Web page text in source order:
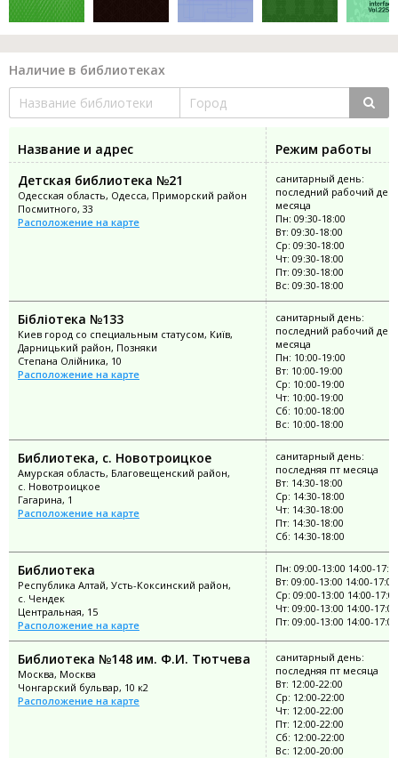
Наличие в библиотеках
Название и адрес
Режим работы
Детская библиотека №21
Одесская область, Одесса, Приморский район
Посмитного, 33
Расположение на карте
санитарный день:
последний рабочий
месяца
Пн: 09:30-18:00
Вт: 09:30-18:00
Ср: 09:30-18:00
Чт: 09:30-18:00
Пт: 09:30-18:00
Вс: 09:30-18:00
Бібліотека №133
Киев город со специальным статусом, Київ,
Дарницький район, Позняки
Степана Олійника, 10
Расположение на карте
санитарный день:
последний рабочий
месяца
Пн: 10:00-19:00
Вт: 10:00-19:00
Ср: 10:00-19:00
Чт: 10:00-19:00
Сб: 10:00-18:00
Вс: 10:00-18:00
Библиотека, с. Новотроицкое
Амурская область, Благовещенский район,
с. Новотроицкое
Гагарина, 1
Расположение на карте
санитарный день:
последняя пт месяца
Вт: 14:30-18:00
Ср: 14:30-18:00
Чт: 14:30-18:00
Пт: 14:30-18:00
Сб: 14:30-18:00
Библиотека
Республика Алтай, Усть-Коксинский район,
с. Чендек
Центральная, 15
Расположение на карте
Пн: 09:00-13:00 14:00-
Вт: 09:00-13:00 14:00-17:00
Ср: 09:00-13:00 14:00-17:00
Чт: 09:00-13:00 14:00-17:00
Пт: 09:00-13:00 14:00-17:00
Библиотека №148 им. Ф.И. Тютчева
Москва, Москва
Чонгарский бульвар, 10 к2
Расположение на карте
санитарный день:
последняя пт месяца
Вт: 12:00-22:00
Ср: 12:00-22:00
Чт: 12:00-22:00
Пт: 12:00-22:00
Сб: 12:00-22:00
Вс: 12:00-20:00